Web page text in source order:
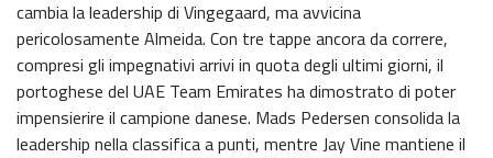
cambia la leadership di Vingegaard, ma avvicina
pericolosamente Almeida. Con tre tappe ancora da correre,
compresi gli impegnativi arrivi in quota degli ultimi giorni, il
portoghese del UAE Team Emirates ha dimostrato di poter
impensierire il campione danese. Mads Pedersen consolida la
leadership nella classifica a punti, mentre Jay Vine mantiene il